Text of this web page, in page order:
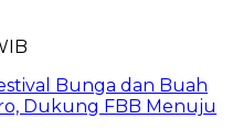
Bunga dan Buah
Dukung FBB Menuju